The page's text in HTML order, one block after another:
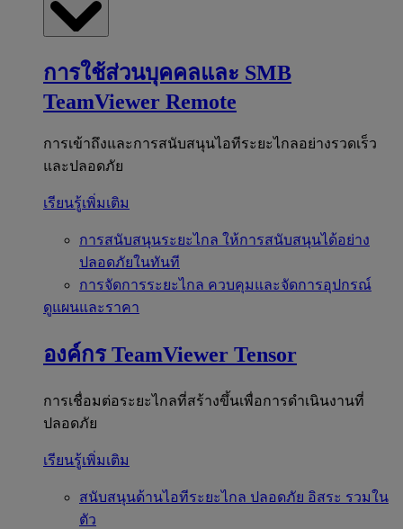
การใช้ส่วนบุคคลและ SMB
TeamViewer Remote
การเข้าถึงและการสนับสนุนไอทีระยะไกลอย่างรวดเร็ว
และปลอดภัย
เรียนรู้เพิ่มเติม
การสนับสนุนระยะไกล ให้การสนับสนุนได้อย่าง
ปลอดภัยในทันที
การจัดการระยะไกล ควบคุมและจัดการอุปกรณ์
ดูแผนและราคา
องค์กร TeamViewer Tensor
การเชื่อมต่อระยะไกลที่สร้างขึ้นเพื่อการดำเนินงานที่
ปลอดภัย
เรียนรู้เพิ่มเติม
สนับสนุนด้านไอทีระยะไกล ปลอดภัย อิสระ รวมใน
ตัว